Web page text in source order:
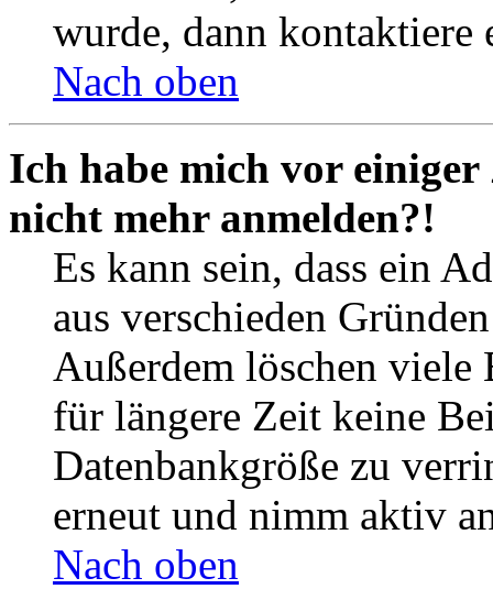
wurde, dann kontaktiere
Nach oben
Ich habe mich vor
nicht mehr anmelden?!
Es kann sein, dass ein
aus verschieden
Außerdem löschen viele
für längere Zeit keine
Datenbankgröße zu
erneut und nimm aktiv
Nach oben